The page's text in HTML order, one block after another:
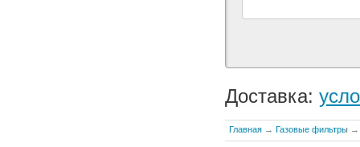
Доставка:
Главная → Газовые фильтры →